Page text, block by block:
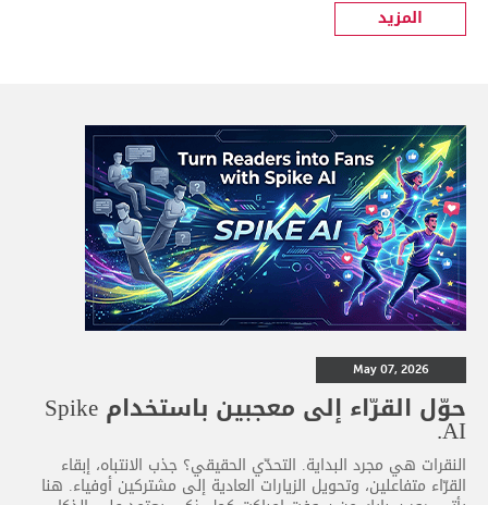
المزيد
May 07, 2026
حوّل القرّاء إلى معجبين باستخدام Spike
AI.
النقرات هي مجرد البداية. التحدّي الحقيقي؟ جذب الانتباه، إبقاء
القرّاء متفاعلين، وتحويل الزيارات العادية إلى مشتركين أوفياء. هنا